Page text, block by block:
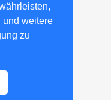
und weitere
zu